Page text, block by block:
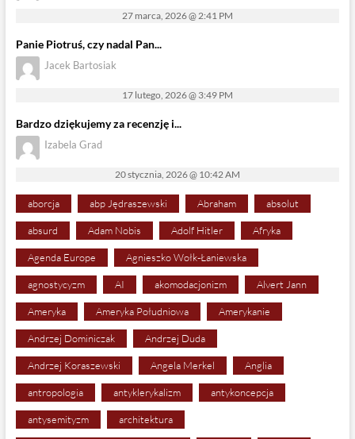
27 marca, 2026 @ 2:41 PM
Panie Piotruś, czy nadal Pan...
Jacek Bartosiak
17 lutego, 2026 @ 3:49 PM
Bardzo dziękujemy za recenzję i...
Izabela Grad
20 stycznia, 2026 @ 10:42 AM
aborcja abp Jędraszewski Abraham absolut
absurd Adam Nobis Adolf Hitler Afryka
Agenda Europe Agnieszko Wołk-Łaniewska
agnostycyzm AI akomodacjonizm Alvert Jann
Ameryka Ameryka Południowa Amerykanie
Andrzej Dominiczak Andrzej Duda
Andrzej Koraszewski Angela Merkel Anglia
antropologia antyklerykalizm antykoncepcja
antysemityzm architektura